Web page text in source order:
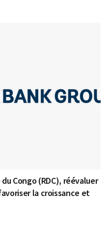
Congo (RDC), réévaluer
la croissance et